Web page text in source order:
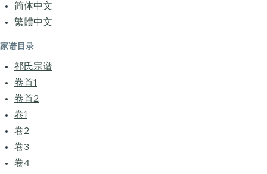
简体中文
繁體中文
家谱目录
祁氏宗谱
卷首1
卷首2
卷1
卷2
卷3
卷4